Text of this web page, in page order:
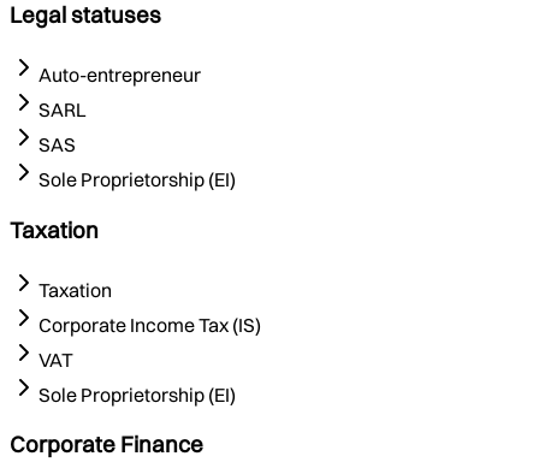
Legal statuses
Auto-entrepreneur
SARL
SAS
Sole Proprietorship (EI)
Taxation
Taxation
Corporate Income Tax (IS)
VAT
Sole Proprietorship (EI)
Corporate Finance